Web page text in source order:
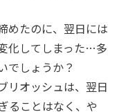
めたのに、翌日には
化してしまった…多
でしょうか？
リオッシュは、翌日
ることはなく、や